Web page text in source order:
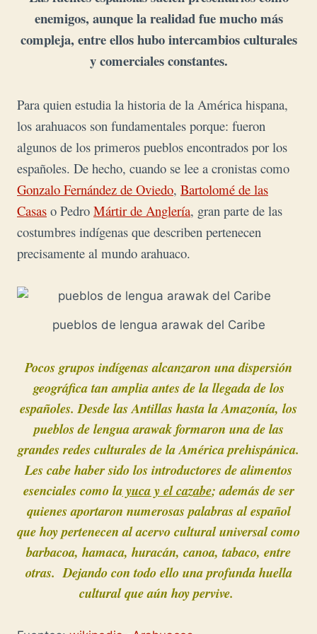
enemigos, aunque la realidad fue mucho más
compleja, entre ellos hubo intercambios culturales
y comerciales constantes.
Para quien estudia la historia de la América hispana,
los arahuacos son fundamentales porque: fueron
algunos de los primeros pueblos encontrados por los
españoles. De hecho, cuando se lee a cronistas como
Gonzalo Fernández de Oviedo, Bartolomé de las
Casas o Pedro Mártir de Anglería, gran parte de las
costumbres indígenas que describen pertenecen
precisamente al mundo arahuaco.
pueblos de lengua arawak del Caribe
Pocos grupos indígenas alcanzaron una dispersión
geográfica tan amplia antes de la llegada de los
españoles. Desde las Antillas hasta la Amazonía, los
pueblos de lengua arawak formaron una de las
grandes redes culturales de la América prehispánica.
Les cabe haber sido los introductores de alimentos
esenciales como layuca y el cazabe; además de ser
quienes aportaron numerosas palabras al español
que hoy pertenecen al acervo cultural universal como
barbacoa, hamaca, huracán, canoa, tabaco, entre
otras. Dejando con todo ello una profunda huella
cultural que aún hoy pervive.